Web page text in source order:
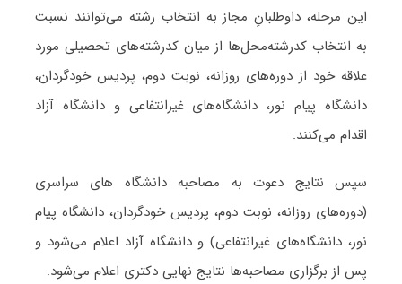
این مرحله، داوطلبانِ مجاز به انتخاب رشته‌ می‌توانند نسبت
به انتخاب کد­رشته‌محل‌ها از میان کدرشته‌های تحصیلی مورد
علاقه‌ خود از دوره‌های روزانه، نوبت دوم، پردیس خودگردان،
دانشگاه پیام نور، دانشگاه‌های غیرانتفاعی و دانشگاه آزاد
اقدام می‌کنند.
سپس نتایج دعوت به مصاحبه دانشگاه های سراسری
(دوره‌های روزانه، نوبت دوم، پردیس خودگردان، دانشگاه پیام
نور، دانشگاه‌های غیرانتفاعی) و دانشگاه آزاد اعلام می‌شود و
پس از برگزاری مصاحبه‌ها نتایج نهایی دکتری اعلام می‌شود.